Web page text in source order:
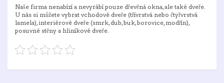
Naše firma nenabízí a nevyrábí pouze dřevěná okna, ale také dveře.
U nás si můžete vybrat vchodové dveře (třívrstvá nebo čtyřvrstvá
lamela), interiérové dveře (smrk, dub, buk, borovice, modřín),
posuvné stěny a hliníkové dveře.